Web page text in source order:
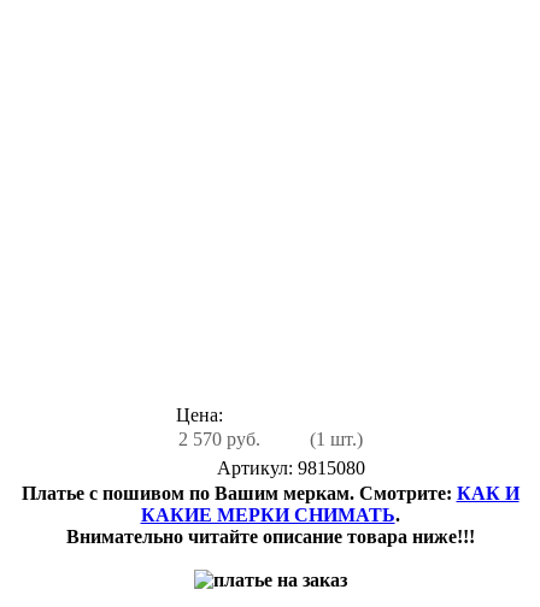
Цена:
2 570 руб.
(1 шт.)
Артикул: 9815080
Платье с пошивом по Вашим меркам. Смотрите: КАК И
КАКИЕ МЕРКИ СНИМАТЬ.
Внимательно читайте описание товара ниже!!!